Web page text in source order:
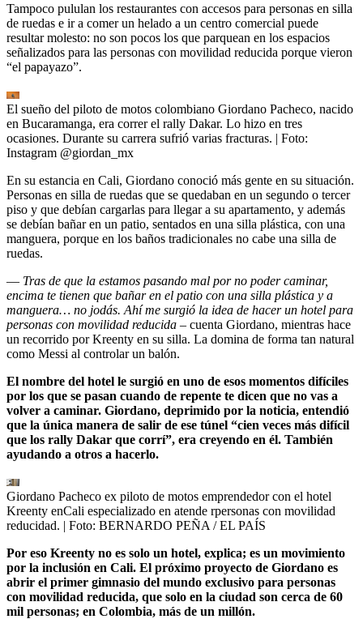
Tampoco pululan los restaurantes con accesos para personas en silla
de ruedas e ir a comer un helado a un centro comercial puede
resultar molesto: no son pocos los que parquean en los espacios
señalizados para las personas con movilidad reducida porque vieron
“el papayazo”.
El sueño del piloto de motos colombiano Giordano Pacheco, nacido
en Bucaramanga, era correr el rally Dakar. Lo hizo en tres
ocasiones. Durante su carrera sufrió varias fracturas. | Foto:
Instagram @giordan_mx
En su estancia en Cali, Giordano conoció más gente en su situación.
Personas en silla de ruedas que se quedaban en un segundo o tercer
piso y que debían cargarlas para llegar a su apartamento, y además
se debían bañar en un patio, sentados en una silla plástica, con una
manguera, porque en los baños tradicionales no cabe una silla de
ruedas.
— Tras de que la estamos pasando mal por no poder caminar,
encima te tienen que bañar en el patio con una silla plástica y a
manguera… no jodás. Ahí me surgió la idea de hacer un hotel para
personas con movilidad reducida – cuenta Giordano, mientras hace
un recorrido por Kreenty en su silla. La domina de forma tan natural
como Messi al controlar un balón.
El nombre del hotel le surgió en uno de esos momentos difíciles
por los que se pasan cuando de repente te dicen que no vas a
volver a caminar. Giordano, deprimido por la noticia, entendió
que la única manera de salir de ese túnel “cien veces más difícil
que los rally Dakar que corrí”, era creyendo en él. También
ayudando a otros a hacerlo.
Giordano Pacheco ex piloto de motos emprendedor con el hotel
Kreenty enCali especializado en atende rpersonas con movilidad
reducidad. | Foto: BERNARDO PEÑA / EL PAÍS
Por eso Kreenty no es solo un hotel, explica; es un movimiento
por la inclusión en Cali. El próximo proyecto de Giordano es
abrir el primer gimnasio del mundo exclusivo para personas
con movilidad reducida, que solo en la ciudad son cerca de 60
mil personas; en Colombia, más de un millón.